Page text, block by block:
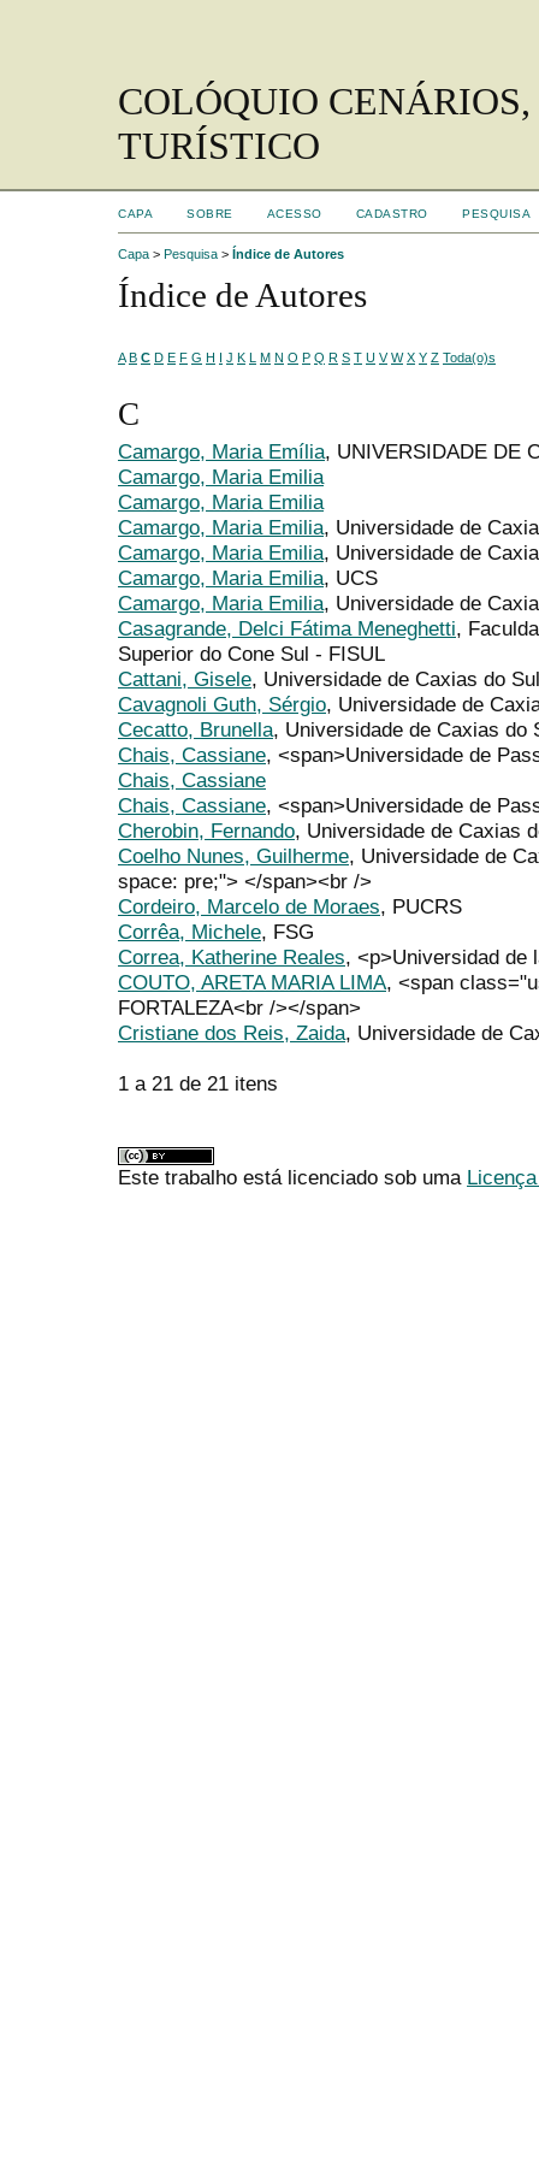
COLÓQUIO
TURÍSTICO
CAPA SOBRE ACESSO CADASTRO PESQUISA
Capa > Pesquisa > Índice de Autores
Índice de Autores
A B C D E F G H I J K L M N O P Q R S T U V W X Y Z Toda(o)s
C
Camargo, Maria Emília, UNIVERSIDADE DE
Camargo, Maria Emilia
Camargo, Maria Emilia
Camargo, Maria Emilia, Universidade de
Camargo, Maria Emilia, Universidade de
Camargo, Maria Emilia, UCS
Camargo, Maria Emilia, Universidade de
Casagrande, Delci Fátima Meneghetti,
Superior do Cone Sul - FISUL
Cattani, Gisele, Universidade de Caxias do Sul
Cavagnoli Guth, Sérgio, Universidade de
Cecatto, Brunella, Universidade de Caxias do
Chais, Cassiane, <span>Universidade de
Chais, Cassiane
Chais, Cassiane, <span>Universidade de
Cherobin, Fernando, Universidade de Caxias
Coelho Nunes, Guilherme, Universidade de
space: pre;"> </span><br />
Cordeiro, Marcelo de Moraes, PUCRS
Corrêa, Michele, FSG
Correa, Katherine Reales, <p>Universidad de
COUTO, ARETA MARIA LIMA, <span
FORTALEZA<br /></span>
Cristiane dos Reis, Zaida, Universidade de
1 a 21 de 21 itens
Este trabalho está licenciado sob uma